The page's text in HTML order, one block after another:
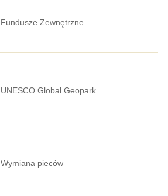
Fundusze Zewnętrzne
UNESCO Global Geopark
Wymiana pieców